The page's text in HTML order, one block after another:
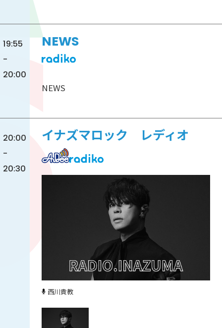
19:55
-
20:00
NEWS
NEWS
20:00
-
20:30
イナズマロック レディオ
西川貴教